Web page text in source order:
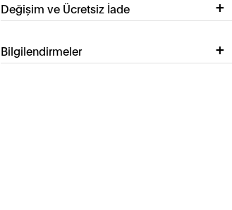
Değişim ve Ücretsiz İade
Bilgilendirmeler